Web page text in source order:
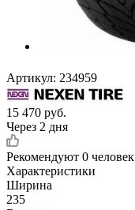
Артикул: 234959
15 470 руб.
Через 2 дня
Рекомендуют 0 человек
Характеристики
Ширина
235